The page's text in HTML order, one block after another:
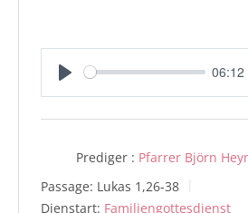
Play
06:12
Prediger : Pfarrer Björn
Passage: Lukas 1,26-38
Dienstart: Familiengottesdienst